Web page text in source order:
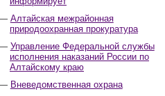
Алтайская межрайонная
природоохранная прокуратура
Управление Федеральной службы
исполнения наказаний России по
Алтайскому краю
Вневедомственная охрана